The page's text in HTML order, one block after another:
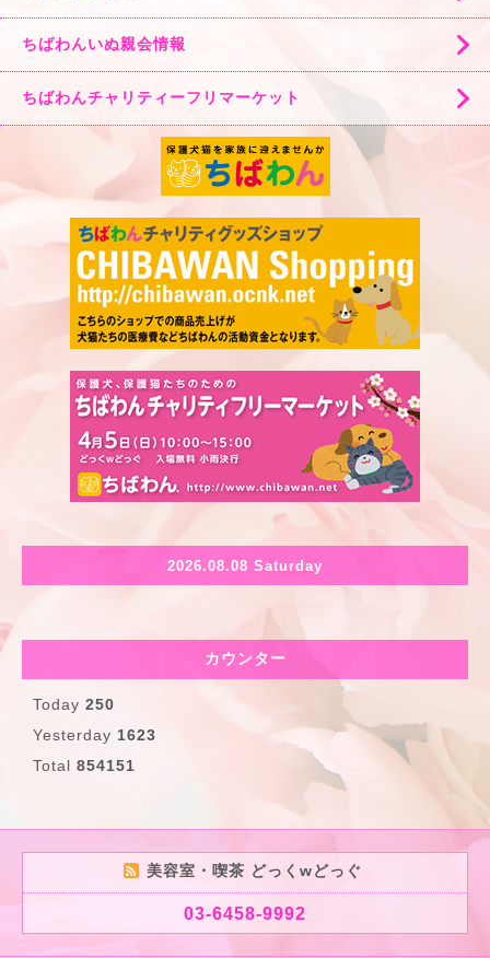
ちばわんいぬ親会情報
ちばわんチャリティーフリマーケット
2026.08.08 Saturday
カウンター
Today 250
Yesterday 1623
Total 854151
美容室・喫茶 どっくwどっぐ
03-6458-9992